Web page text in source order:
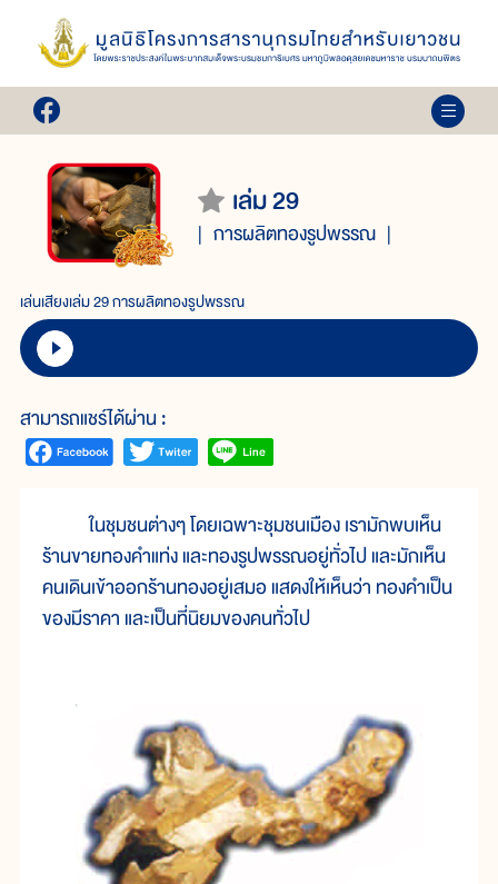
เล่ม 29
การผลิตทองรูปพรรณ
เล่นเสียงเล่ม 29 การผลิตทองรูปพรรณ
สามารถแชร์ได้ผ่าน :
ในชุมชนต่างๆ โดยเฉพาะชุมชนเมือง เรามักพบเห็น
ร้านขายทองคำแท่ง และทองรูปพรรณอยู่ทั่วไป และมักเห็น
คนเดินเข้าออกร้านทองอยู่เสมอ แสดงให้เห็นว่า ทองคำเป็น
ของมีราคา และเป็นที่นิยมของคนทั่วไป